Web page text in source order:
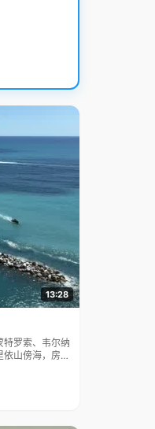
13:28
罗索、韦尔纳
山傍海，房屋